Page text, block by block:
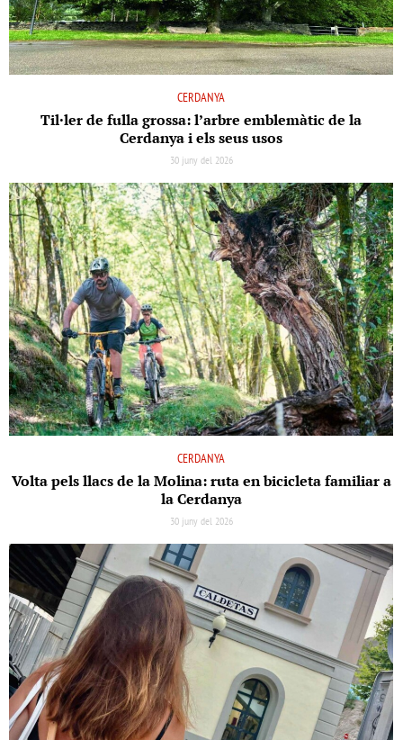
CERDANYA
Til·ler de fulla grossa: l’arbre emblemàtic de la
Cerdanya i els seus usos
30 juny del 2026
CERDANYA
Volta pels llacs de la Molina: ruta en bicicleta familiar a
la Cerdanya
30 juny del 2026